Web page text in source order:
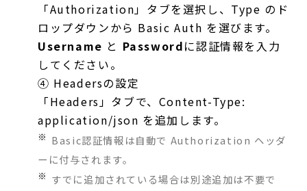
「Authorization」タブを選択し、 Type のド
ロップダウンから Basic Auth を選びます。
Username と Passwordに認証情報を入力
してください。
④ Headersの設定
「Headers」タブで、 Content-Type:
application/json を追加します。
※ Basic認証情報は自動で Authorization ヘッダ
ーに付与されます。
※ すでに追加されている場合は別途追加は不要で